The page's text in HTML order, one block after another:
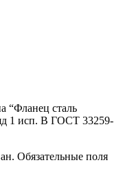
Труба
Фитинги
Фитинги
латунные
“Фланец сталь
1 исп. B ГОСТ 33259-
Обязательные поля